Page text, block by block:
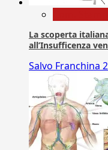
La scoperta
all’Insufficenza
Salvo Franchina